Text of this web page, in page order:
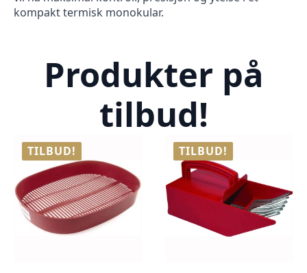
kompakt termisk monokular.
Produkter på
tilbud!
TILBUD! TILBUD!